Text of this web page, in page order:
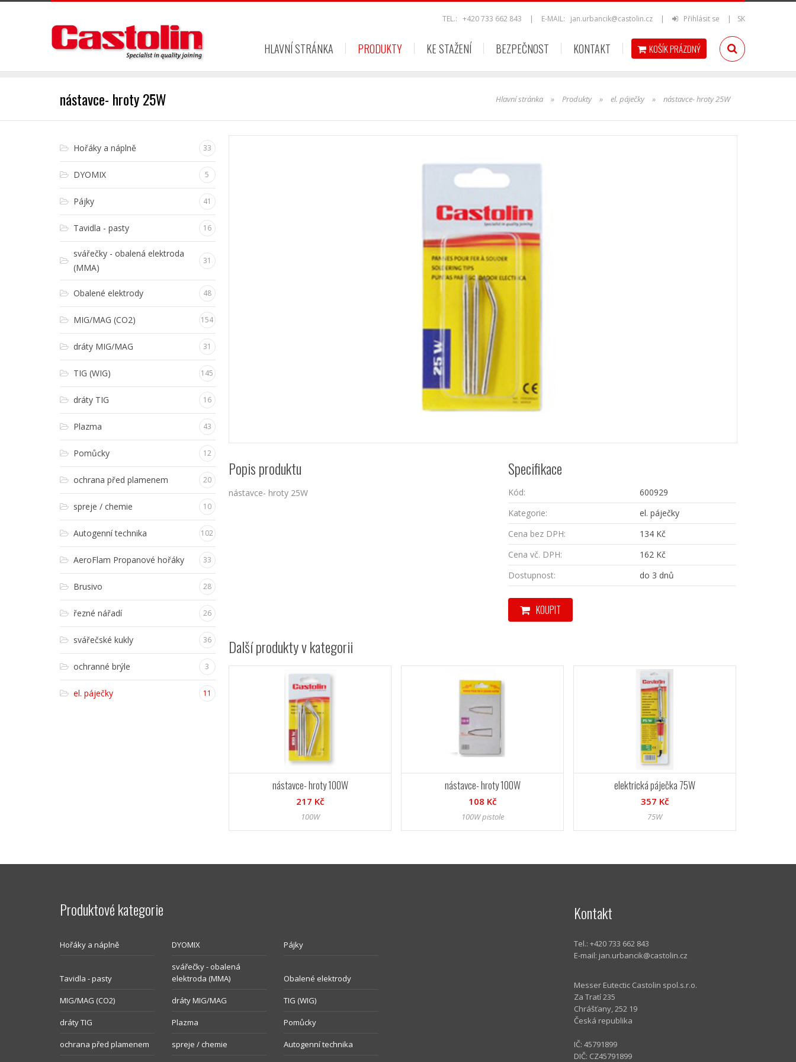
TEL.:+420 733 662 843 | E-MAIL: jan.urbancik@castolin.cz | Přihlásit se | SK
HLAVNÍ STRÁNKA PRODUKTY KE STAŽENÍ BEZPEČNOST KONTAKT KOŠÍKPRÁZDNÝ
Hlavní stránka » Produkty » el. páječky » nástavce- hroty 25W
nástavce- hroty 25W
Hořáky a náplně 33
DYOMIX 5
Pájky 41
Tavidla - pasty 16
svářečky - obalená elektroda
(MMA)
31
Obalené elektrody 48
MIG/MAG (CO2) 154
dráty MIG/MAG 31
TIG (WIG) 145
dráty TIG 16
Plazma 43
Pomůcky 12
ochrana před plamenem 20
spreje / chemie 10
Autogenní technika 102
AeroFlam Propanové hořáky 33
Brusivo 28
řezné nářadí 26
svářečské kukly 36
ochranné brýle 3
el. páječky 11
Popis produktu
nástavce- hroty 25W
Specifikace
Kód:
600929
Kategorie:
el. páječky
Cena bez DPH:
134 Kč
Cena vč. DPH:
162 Kč
Dostupnost:
do 3 dnů
KOUPIT
Další produkty v kategorii
nástavce- hroty 100W
217 Kč
100W
nástavce- hroty 100W
108 Kč
100W pistole
elektrická páječka 75W
357 Kč
75W
Produktové kategorie
Hořáky a náplně DYOMIX Pájky
Tavidla - pasty
svářečky - obalená
elektroda (MMA)
Obalené elektrody
MIG/MAG (CO2) dráty MIG/MAG TIG (WIG)
dráty TIG Plazma Pomůcky
ochrana před plamenem spreje / chemie Autogenní technika
Kontakt
Tel.: +420 733 662 843
E-mail: jan.urbancik@castolin.cz
Messer Eutectic Castolin spol.s.r.o.
Za Tratí 235
Chrášťany, 252 19
Česká republika
IČ: 45791899
DIČ: CZ45791899